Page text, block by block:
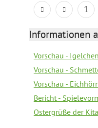
1
Informationen
Vorschau -
Vorschau -
Vorschau -
Bericht -
Ostergrüße der